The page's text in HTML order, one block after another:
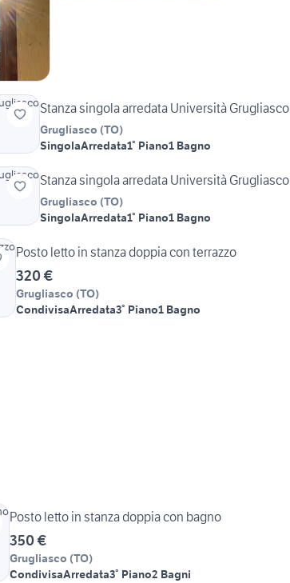
Stanza singola arredata Università Grugliasco
Grugliasco (TO)
SingolaArredata1° Piano1 Bagno
Stanza singola arredata Università Grugliasco
Grugliasco (TO)
SingolaArredata1° Piano1 Bagno
Posto letto in stanza doppia con terrazzo
320 €
Grugliasco (TO)
CondivisaArredata3° Piano1 Bagno
Posto letto in stanza doppia con bagno
350 €
Grugliasco (TO)
CondivisaArredata3° Piano2 Bagni